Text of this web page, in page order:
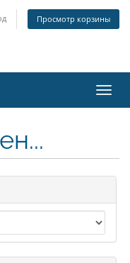
Просмотр корзины